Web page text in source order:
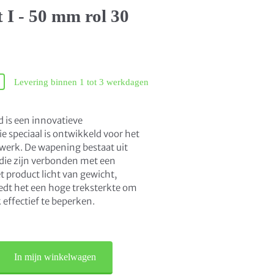
- 50 mm rol 30
Levering binnen 1 tot 3 werkdagen
is een innovatieve
speciaal is ontwikkeld voor het
De wapening bestaat uit
zijn verbonden met een
product licht van gewicht,
het een hoge treksterkte om
te beperken.
In mijn winkelwagen